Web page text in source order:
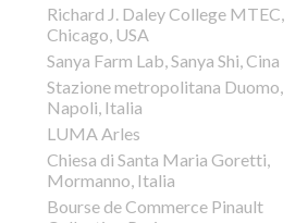
Richard J. Daley College MTEC,
Chicago, USA
Sanya Farm Lab, Sanya Shi, Cina
Stazione metropolitana Duomo,
Napoli, Italia
LUMA Arles
Chiesa di Santa Maria Goretti,
Mormanno, Italia
Bourse de Commerce Pinault